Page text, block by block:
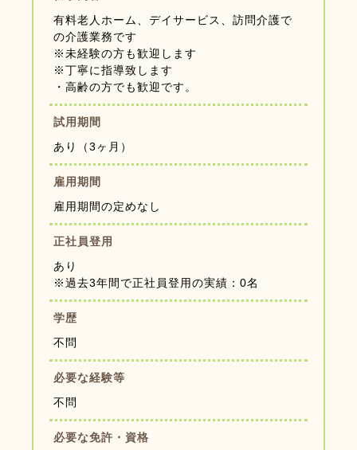
有料老人ホーム、デイサービス、訪問介護で
の介護業務です
※未経験の方も歓迎します
※丁寧に指導致します
・高齢の方でも歓迎です。
試用期間
あり（3ヶ月）
雇用期間
雇用期間の定めなし
正社員登用
あり
※過去3年間で正社員登用の実績：0名
学歴
不問
必要な経験等
不問
必要な免許・資格